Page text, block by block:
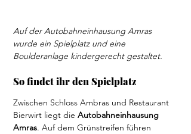
Auf der Autobahneinhausung Amras
wurde ein Spielplatz und eine
Boulderanlage kindergerecht gestaltet.
So findet ihr den Spielplatz
Zwischen Schloss Ambras und Restaurant
Bierwirt liegt die Autobahneinhausung
Amras. Auf dem Grünstreifen führen